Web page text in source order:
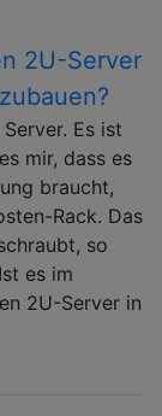
2U-Server
Es ist
mir, dass es
braucht,
Rack. Das
so
es im
2U-Server in